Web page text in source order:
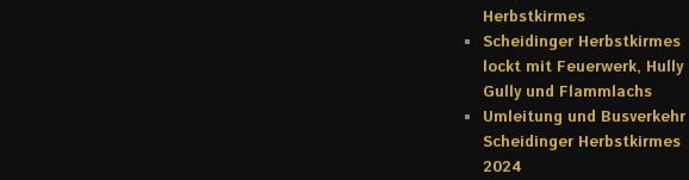
Herbstkirmes
Scheidinger Herbstkirmes
lockt mit Feuerwerk, Hully
Gully und Flammlachs
Umleitung und Busverkehr
Scheidinger Herbstkirmes
2024